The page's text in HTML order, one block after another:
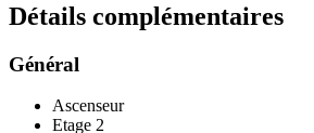
Détails complémentaires
Général
Ascenseur
Etage 2